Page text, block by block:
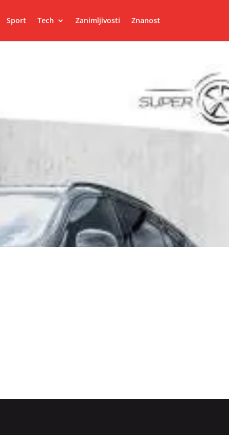
Sport Tech Zanimljivosti Znanost